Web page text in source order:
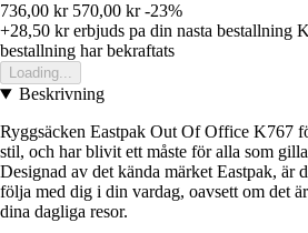
736,00 kr 570,00 kr -23%
+28,50 krerbjuds pa din nasta bestallning
bestallning har bekraftats
Loading...
Beskrivning
Ryggsäcken Eastpak Out Of Office K767
stil, och har blivit ett måste för alla som
Designad av det kända märket Eastpak, är
följa med dig i din vardag, oavsett om det
dina dagliga resor.